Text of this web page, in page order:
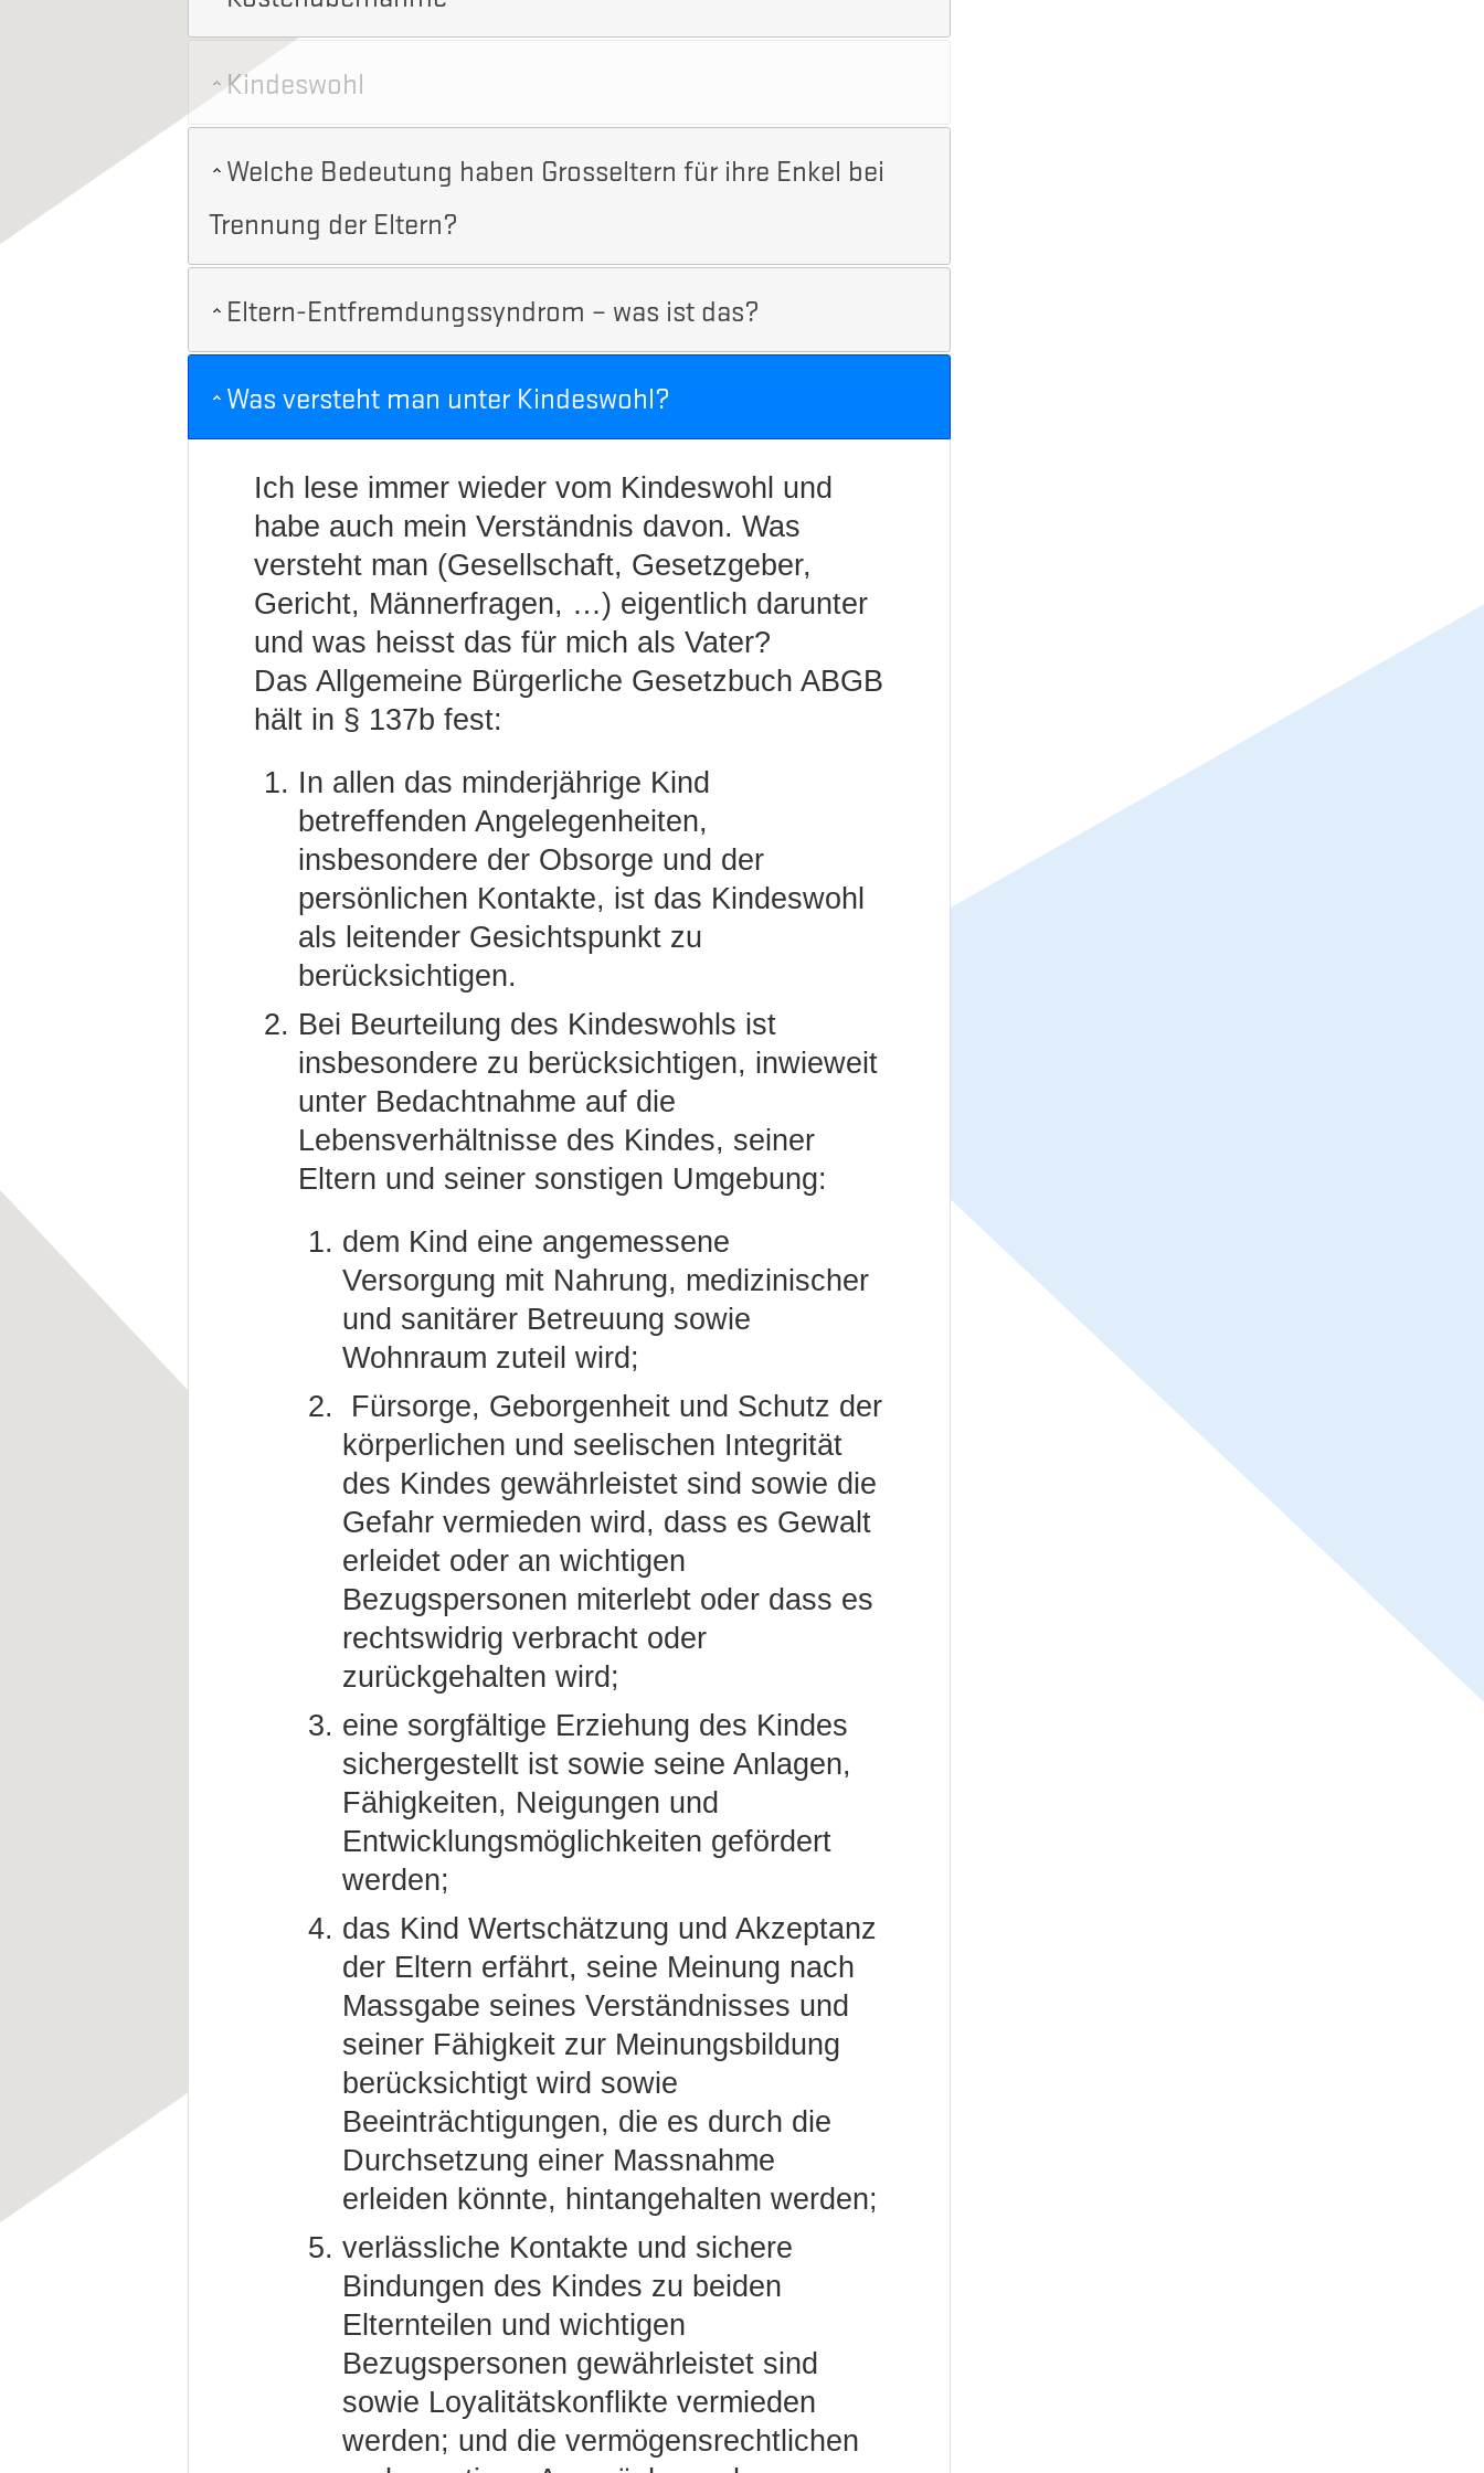
Kindeswohl
Welche Bedeutung haben Grosseltern für ihre Enkel bei
Trennung der Eltern?
Eltern-Entfremdungssyndrom – was ist das?
Was versteht man unter Kindeswohl?
Ich lese immer wieder vom Kindeswohl und
habe auch mein Verständnis davon. Was
versteht man (Gesellschaft, Gesetzgeber,
Gericht, Männerfragen, …) eigentlich darunter
und was heisst das für mich als Vater?
Das Allgemeine Bürgerliche Gesetzbuch ABGB
hält in § 137b fest:
In allen das minderjährige Kind
betreffenden Angelegenheiten,
insbesondere der Obsorge und der
persönlichen Kontakte, ist das Kindeswohl
als leitender Gesichtspunkt zu
berücksichtigen.
Bei Beurteilung des Kindeswohls ist
insbesondere zu berücksichtigen, inwieweit
unter Bedachtnahme auf die
Lebensverhältnisse des Kindes, seiner
Eltern und seiner sonstigen Umgebung:
dem Kind eine angemessene
Versorgung mit Nahrung, medizinischer
und sanitärer Betreuung sowie
Wohnraum zuteil wird;
Fürsorge, Geborgenheit und Schutz der
körperlichen und seelischen Integrität
des Kindes gewährleistet sind sowie die
Gefahr vermieden wird, dass es Gewalt
erleidet oder an wichtigen
Bezugspersonen miterlebt oder dass es
rechtswidrig verbracht oder
zurückgehalten wird;
eine sorgfältige Erziehung des Kindes
sichergestellt ist sowie seine Anlagen,
Fähigkeiten, Neigungen und
Entwicklungsmöglichkeiten gefördert
werden;
das Kind Wertschätzung und Akzeptanz
der Eltern erfährt, seine Meinung nach
Massgabe seines Verständnisses und
seiner Fähigkeit zur Meinungsbildung
berücksichtigt wird sowie
Beeinträchtigungen, die es durch die
Durchsetzung einer Massnahme
erleiden könnte, hintangehalten werden;
verlässliche Kontakte und sichere
Bindungen des Kindes zu beiden
Elternteilen und wichtigen
Bezugspersonen gewährleistet sind
sowie Loyalitätskonflikte vermieden
werden; und die vermögensrechtlichen